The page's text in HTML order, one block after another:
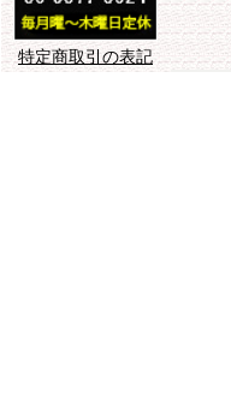
特定商取引の表記